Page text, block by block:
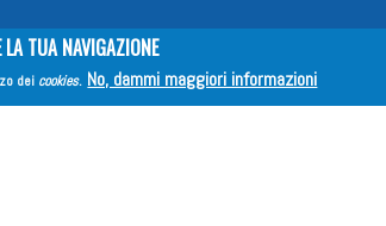
ETS © 2023 - P.I. 05398481001 - C.F
TUA NAVIGAZIONE
dei cookies. No, dammi maggiori informazioni